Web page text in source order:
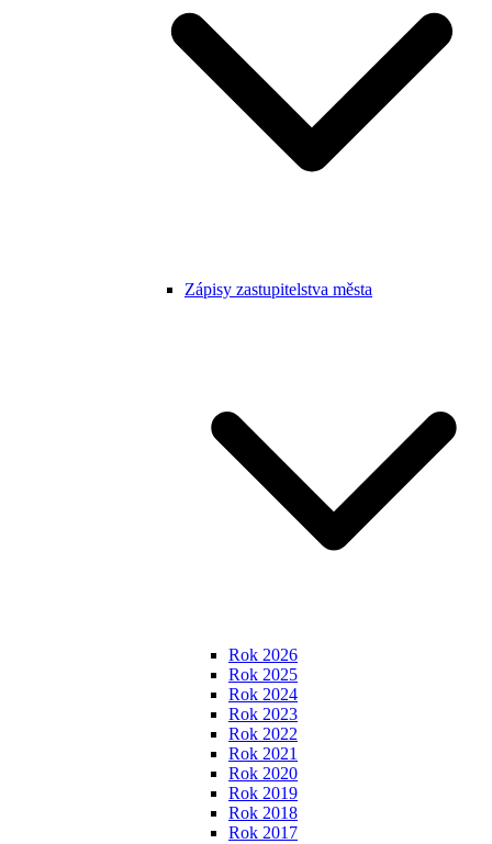
Zápisy zastupitelstva města
Rok 2026
Rok 2025
Rok 2024
Rok 2023
Rok 2022
Rok 2021
Rok 2020
Rok 2019
Rok 2018
Rok 2017